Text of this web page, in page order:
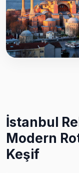
İstanbul
Modern
Keşif